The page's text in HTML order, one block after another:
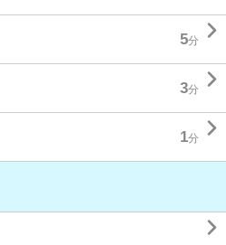
5分 
3分 
1分 
